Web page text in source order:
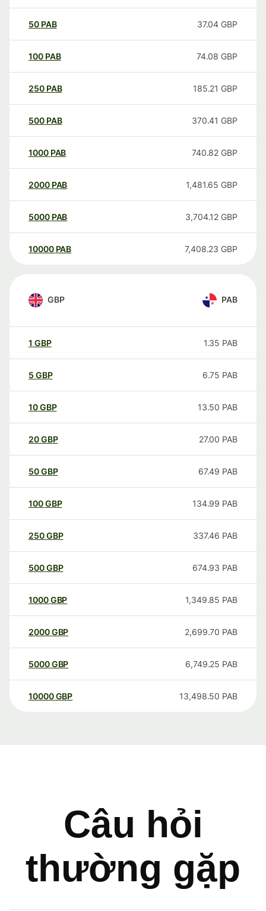
50 PAB 37.04 GBP
100 PAB 74.08 GBP
250 PAB 185.21 GBP
500 PAB 370.41 GBP
1000 PAB 740.82 GBP
2000 PAB 1,481.65 GBP
5000 PAB 3,704.12 GBP
10000 PAB 7,408.23 GBP
GBP PAB
1 GBP 1.35 PAB
5 GBP 6.75 PAB
10GBP 13.50 PAB
20GBP 27.00 PAB
50GBP 67.49 PAB
100GBP 134.99 PAB
250GBP 337.46 PAB
500GBP 674.93 PAB
1000GBP 1,349.85 PAB
2000GBP 2,699.70 PAB
5000GBP 6,749.25 PAB
10000 GBP 13,498.50 PAB
Câu hỏi
thường gặp